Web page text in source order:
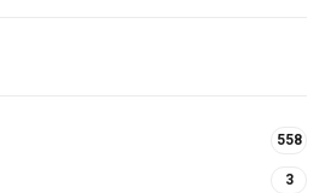
558
3